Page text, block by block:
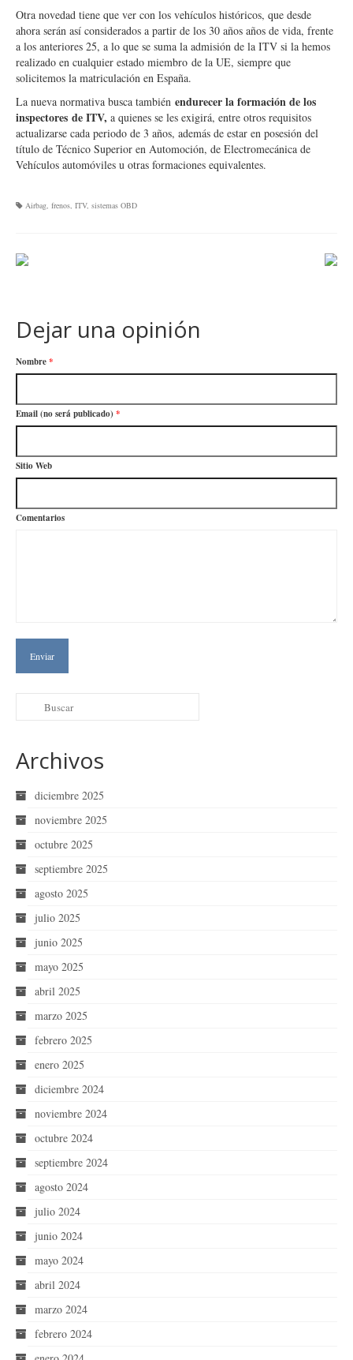
Otra novedad tiene que ver con los vehículos históricos, que desde
ahora serán así considerados a partir de los 30 años años de vida, frente
a los anteriores 25, a lo que se suma la admisión de la ITV si la hemos
realizado en cualquier estado miembro de la UE, siempre que
solicitemos la matriculación en España.
La nueva normativa busca también endurecer la formación de los
inspectores de ITV, a quienes se les exigirá, entre otros requisitos
actualizarse cada periodo de 3 años, además de estar en posesión del
título de Técnico Superior en Automoción, de Electromecánica de
Vehículos automóviles u otras formaciones equivalentes.
Airbag, frenos, ITV, sistemas OBD
Dejar una opinión
Nombre*
Email (no será publicado) *
Sitio Web
Comentarios
Archivos
diciembre 2025
noviembre 2025
octubre 2025
septiembre 2025
agosto 2025
julio 2025
junio 2025
mayo 2025
abril 2025
marzo 2025
febrero 2025
enero 2025
diciembre 2024
noviembre 2024
octubre 2024
septiembre 2024
agosto 2024
julio 2024
junio 2024
mayo 2024
abril 2024
marzo 2024
febrero 2024